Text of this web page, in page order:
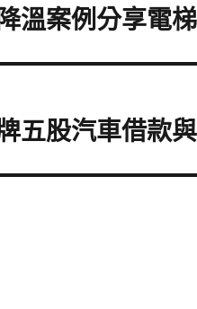
溫案例分享電
五股汽車借款